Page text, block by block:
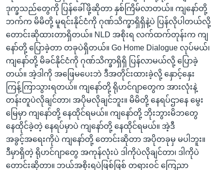
ဒုက္ခသည်တွေကို ပြန်ခေါ်ဖို့ဆိုတာ နှစ်ကြိမ်လာတယ်။ ကျနော်တို့
ဘက်က မိမိတို့ မူရင်းနိုင်ငံကို ဂုဏ်သိက္ခာရှိရှိနဲ့ပဲ ပြန်လိုပါတယ်လို့
တောင်းဆိုထားတာရှိတယ်။ NLD အစိုးရ လက်ထက်တုန်းက ကျ
နော်တို့ ပြောခဲ့တာ တခုပဲရှိတယ်။ Go Home Dialogue လုပ်မယ်၊
ကျနော်တို့ မိခင်နိုင်ငံကို ဂုဏ်သိက္ခာရှိရှိ ပြန်လာမယ်လို့ ပြောခဲ့
တယ်။ အဲ့ဒါကို အဖြေမပေးဘဲ ဒီအတိုင်းထားခဲ့လို့ နှောင့်နှေး
ကြန့်ကြာသွားရတယ်။ ကျနော်တို့ ရိုဟင်ဂျာတွေက အားလုံးနဲ့
တန်းတူပဲလိုချင်တာ၊ အပိုမလိုချင်ဘူး။ မိမိတို့ နေရပ်ဌာနေ မွေး
မြေမှာ ကျနော်တို့ နေထိုင်ရမယ်။ ကျနော်တို့ ဘိုးဘွားမိဘတွေ
နေထိုင်ခဲ့တဲ့ နေရပ်မှာပဲ ကျနော်တို့ နေထိုင်ရမယ်။ အဲ့ဒီ
အခွင့်အရေးကိုပဲ ကျနော်တို့ တောင်းဆိုတာ အပိုတခုမှ မပါဘူး။
ဒီမှာရှိတဲ့ ရိုဟင်ဂျာတွေ အကုန်လုံးပဲ ဒါကိုပဲလိုချင်တာ၊ ဒါကိုပဲ
တောင်းဆိုတာ။ ဘယ်အစိုးရပဲဖြစ်ဖြစ် တရားဝင် ကြေညာ